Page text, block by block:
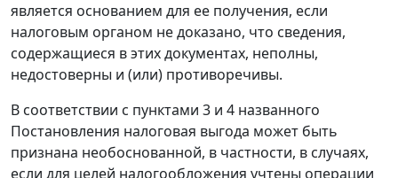
является основанием для ее получения, если
налоговым органом не доказано, что сведения,
содержащиеся в этих документах, неполны,
недостоверны и (или) противоречивы.
В соответствии с пунктами 3 и 4 названного
Постановления налоговая выгода может быть
признана необоснованной, в частности, в случаях,
если для целей налогообложения учтены операции